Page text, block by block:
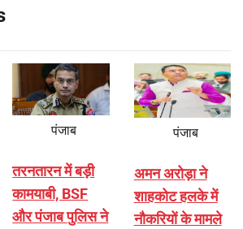
पंजाब
तरनतारन में बड़ी
कामयाबी, BSF
और पंजाब पुलिस ने
पंजाब
अमन अरोड़ा ने
शाहकोट हलके में
नौकरियों के मामले